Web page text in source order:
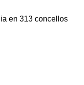
en 313 concellos